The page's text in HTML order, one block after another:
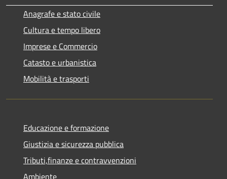
Anagrafe e stato civile
Cultura e tempo libero
Imprese e Commercio
Catasto e urbanistica
Mobilità e trasporti
Educazione e formazione
Giustizia e sicurezza pubblica
Tributi,finanze e contravvenzioni